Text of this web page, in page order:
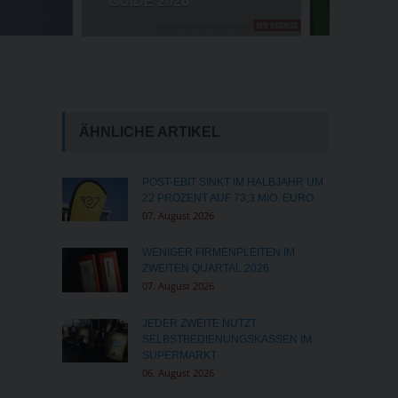
ÄHNLICHE ARTIKEL
POST-EBIT SINKT IM HALBJAHR UM
22 PROZENT AUF 73,3 MIO. EURO
07. August 2026
WENIGER FIRMENPLEITEN IM
ZWEITEN QUARTAL 2026
07. August 2026
JEDER ZWEITE NUTZT
SELBSTBEDIENUNGSKASSEN IM
SUPERMARKT
06. August 2026